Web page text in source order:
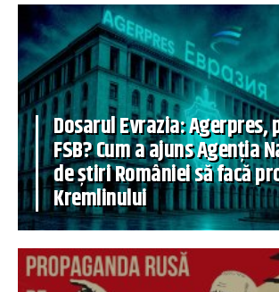
Dosarul Evrazia: Agerpres,
FSB? Cum a ajuns Agenția
de știri României să facă
Kremlinului